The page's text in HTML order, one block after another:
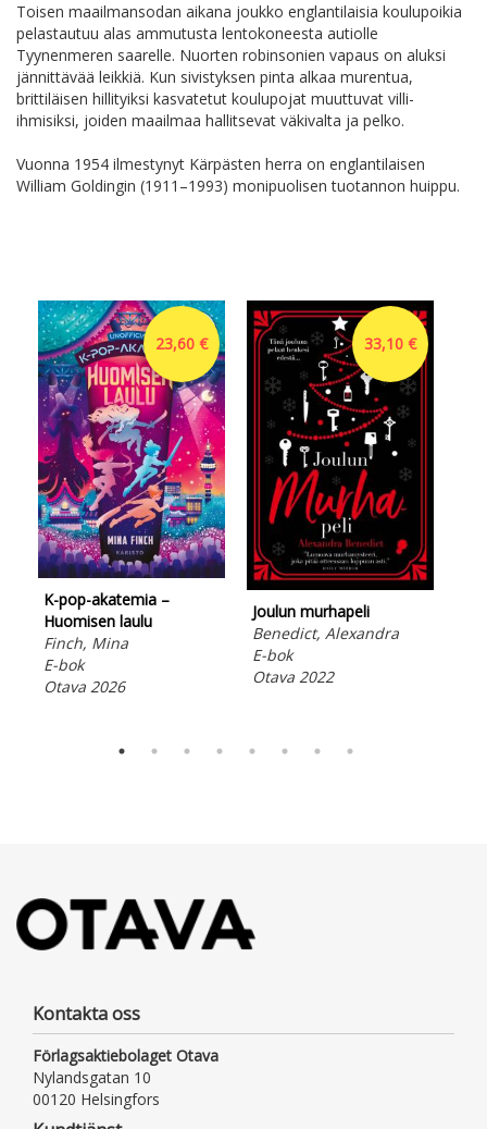
Toisen maailmansodan aikana joukko englantilaisia koulupoikia
pelastautuu alas ammutusta lentokoneesta autiolle
Tyynenmeren saarelle. Nuorten robinsonien vapaus on aluksi
jännittävää leikkiä. Kun sivistyksen pinta alkaa murentua,
brittiläisen hillityiksi kasvatetut koulupojat muuttuvat villi-
ihmisiksi, joiden maailmaa hallitsevat väkivalta ja pelko.
Vuonna 1954 ilmestynyt Kärpästen herra on englantilaisen
William Goldingin (1911–1993) monipuolisen tuotannon huippu.
23,60 €
K-pop-akatemia –
Huomisen laulu
Finch, Mina
E-bok
Otava 2026
33,10 €
Joulun murhapeli
Benedict, Alexandra
E-bok
Otava 2022
Kontakta oss
Förlagsaktiebolaget Otava
Nylandsgatan 10
00120 Helsingfors